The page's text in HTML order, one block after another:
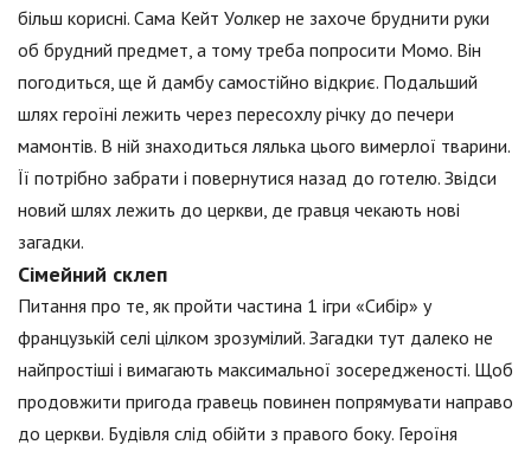
більш корисні. Сама Кейт Уолкер не захоче бруднити руки
об брудний предмет, а тому треба попросити Момо. Він
погодиться, ще й дамбу самостійно відкриє. Подальший
шлях героїні лежить через пересохлу річку до печери
мамонтів. В ній знаходиться лялька цього вимерлої тварини.
Її потрібно забрати і повернутися назад до готелю. Звідси
новий шлях лежить до церкви, де гравця чекають нові
загадки.
Сімейний склеп
Питання про те, як пройти частина 1 ігри «Сибір» у
французькій селі цілком зрозумілий. Загадки тут далеко не
найпростіші і вимагають максимальної зосередженості. Щоб
продовжити пригода гравець повинен попрямувати направо
до церкви. Будівля слід обійти з правого боку. Героїня